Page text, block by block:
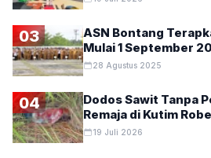
03
ASN Bontang
Mulai 1 September
28 Agustus 2025
04
Dodos Sawit Tanpa
Remaja di Kutim
19 Juli 2026